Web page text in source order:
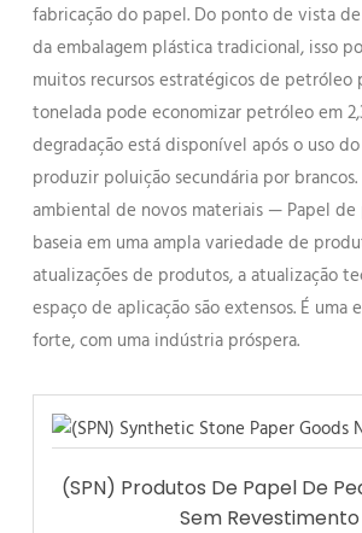
fabricação do papel. Do ponto de vista
da embalagem plástica tradicional, isso
muitos recursos estratégicos de petróleo
tonelada pode economizar petróleo em
degradação está disponível após o uso
produzir poluição secundária por
ambiental de novos materiais — Papel de
baseia em uma ampla variedade de
atualizações de produtos, a atualização
espaço de aplicação são extensos. É uma
forte, com uma indústria próspera.
(SPN) Produtos De Papel De
Sem Revestimento